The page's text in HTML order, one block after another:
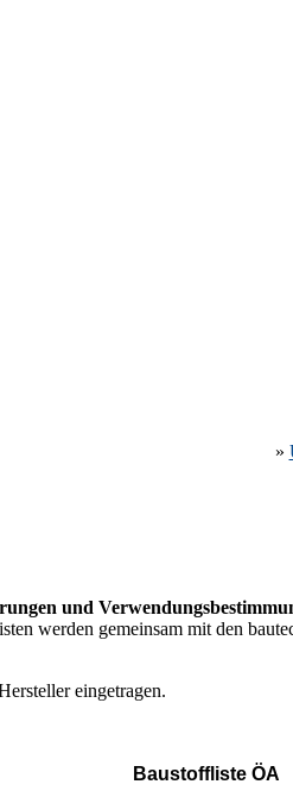
»
und
werden gemeinsam mit den
eingetragen.
Baustoffliste ÖA